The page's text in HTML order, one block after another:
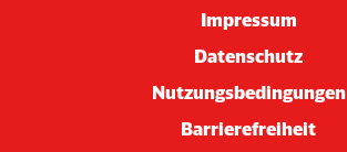
Impressum
Datenschutz
Nutzungsbedingungen
Barrierefreiheit